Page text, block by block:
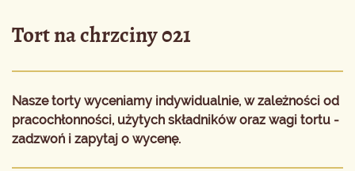
Tort na chrzciny 021
Nasze torty wyceniamy indywidualnie, w zależności od
pracochłonności, użytych składników oraz wagi tortu -
zadzwoń i zapytaj o wycenę.